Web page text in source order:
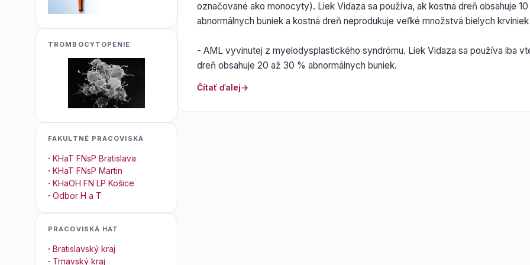
označované ako monocyty). Liek Vidaza sa používa, ak kostná dreň obsahuje
abnormálnych buniek a kostná dreň neprodukuje veľké množstvá bielych krviniek
- AML vyvinutej z myelodysplastického syndrómu. Liek Vidaza sa používa iba
dreň obsahuje 20 až 30 % abnormálnych buniek.
Čítať ďalej
TROMBOCYTOPENIE
FAKULTNÉ PRACOVISKÁ
· KHaT FNsP Bratislava
· KHaT FNsP Martin
· KHaOH FN LP Košice
· Odbor H a T
PRACOVISKÁ HAT
· Bratislavský kraj
· Trnavský kraj